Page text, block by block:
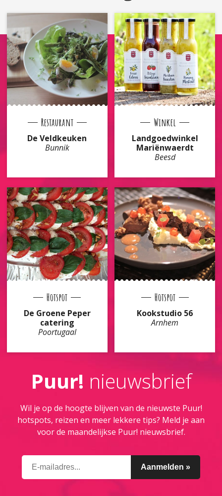
Restaurant
De Veldkeuken
Bunnik
Winkel
Landgoedwinkel
Mariënwaerdt
Beesd
Hotspot
De Groene Peper
catering
Poortugaal
Hotspot
Kookstudio 56
Arnhem
Puur! nieuwsbrief
Wil je op de hoogte blijven van de nieuwste Puur!
hotspots, reizen en meer lekkere tips? Meld je aan
voor de maandelijkse Puur! nieuwsbrief.